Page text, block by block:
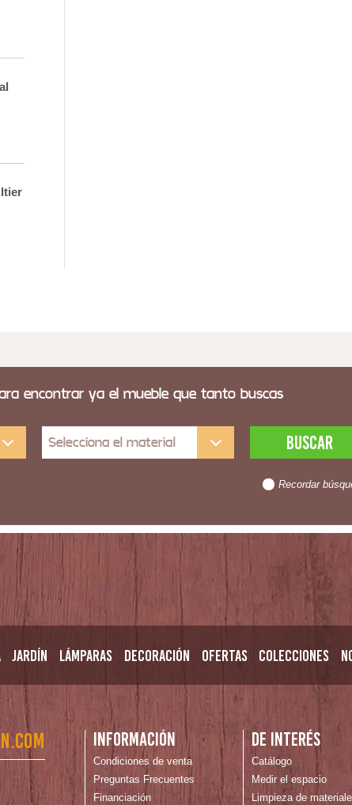
encontrar ya el mueble que tanto buscas
Selecciona el material
Recordar
Jardín Lámparas Decoración Ofertas Colecciones
Información
Condiciones de venta
Preguntas Frecuentes
Financiación
De interés
Catálogo
Medir el espacio
Limpieza de